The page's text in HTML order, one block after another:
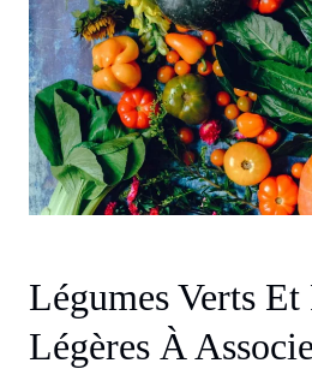
Légumes Verts
Légères À